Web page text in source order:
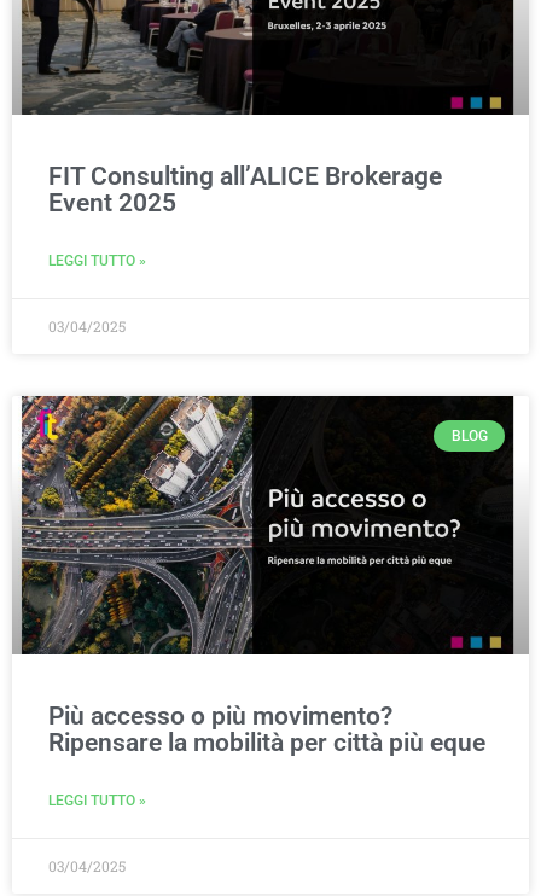
FIT Consulting all’ALICE Brokerage
Event 2025
LEGGI TUTTO »
03/04/2025
BLOG
Più accesso o più movimento?
Ripensare la mobilità per città più eque
LEGGI TUTTO »
03/04/2025